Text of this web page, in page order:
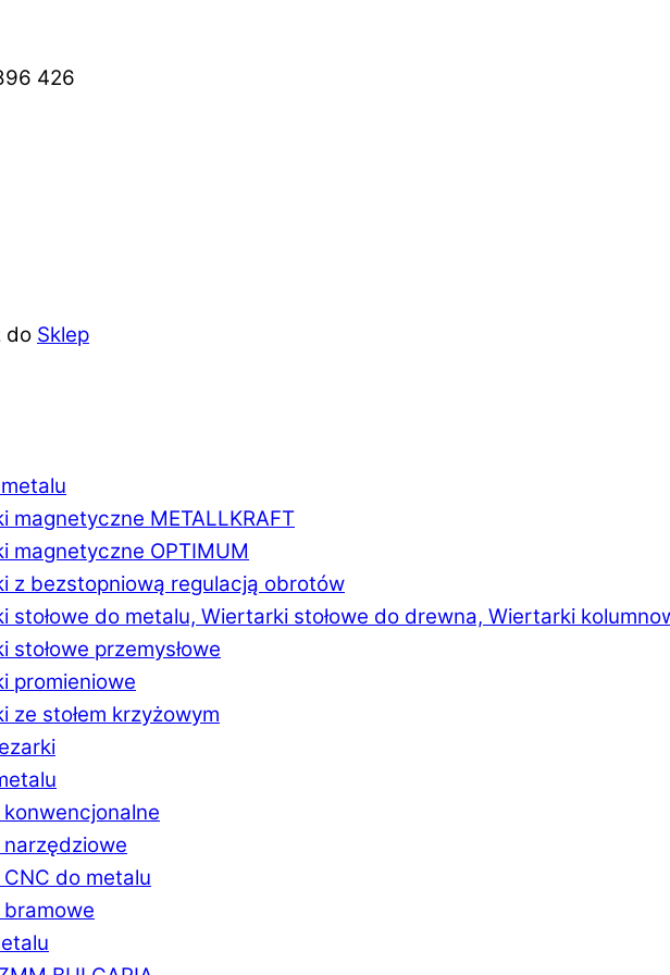
426
do Sklep
magnetyczne METALLKRAFT
magnetyczne OPTIMUM
z bezstopniową regulacją obrotów
stołowe do metalu, Wiertarki stołowe do drewna, Wiertarki
stołowe przemysłowe
promieniowe
ze stołem krzyżowym
narzędziowe
do metalu